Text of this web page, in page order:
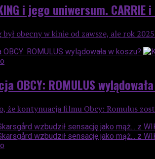
i jego uniwersum.
obecny w kinie od zawsze, ale rok
OBCY: ROMULUS
że kontynuacja filmu Obcy: Romulus